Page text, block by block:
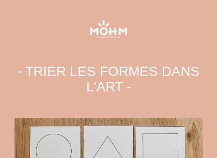
- TRIER LES FORMES DANS
L'ART -